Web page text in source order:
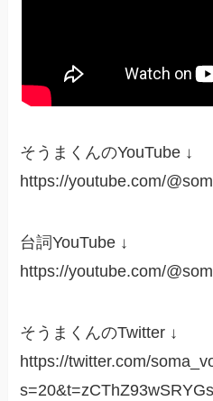
そうまくんのYouTube ↓
https://youtube.com/
台詞YouTube ↓
https://youtube.com/
そうまくんのTwitter ↓
https://twitter.com/